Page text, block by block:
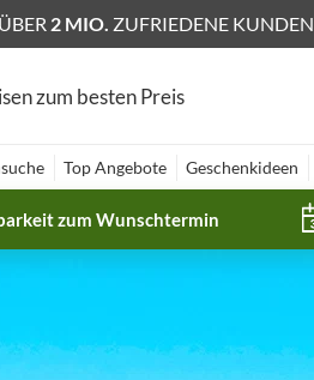
ÜBER 2 MIO. ZUFRIEDENE KUNDEN
zum besten Preis
Top Angebote Geschenkideen
zum Wunschtermin